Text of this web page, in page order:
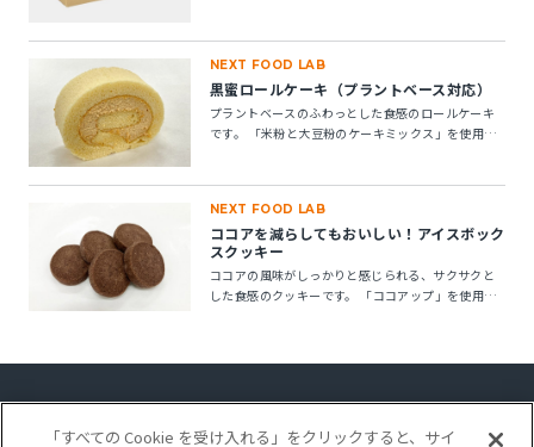
NEXT FOOD LAB
黒蜜ロールケーキ（プラントベース対応）
プラントベースのふわっとした食感のロールケーキ
です。 「米粉と大豆粉のケーキミックス」を使用す
リューム感のある仕上がりになります。
NEXT FOOD LAB
ココアを減らしてもおいしい！アイスボック
スクッキー
ココアの風味がしっかりと感じられる、サクサクと
した食感のクッキーです。 「ココアップ」を使用す
「すべての Cookie を受け入れる」をクリックすると、サイ